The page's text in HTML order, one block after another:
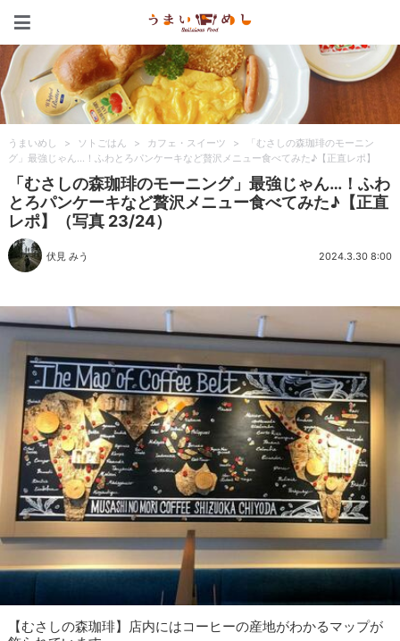
うまいめし > ソトごはん > カフェ・スイーツ >
「むさしの森珈琲のモーニン
グ」最強じゃん…！ふわとろパンケーキなど贅沢メニュー食べてみた♪【正直レポ】
「むさしの森珈琲のモーニング」最強じゃん…！ふわ
とろパンケーキなど贅沢メニュー食べてみた♪【正直
レポ】（写真 23/24）
伏見 みう 2024.3.30 8:00
【むさしの森珈琲】店内にはコーヒーの産地がわかるマップが